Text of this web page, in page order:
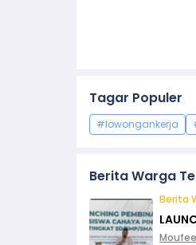
Tagar Populer
#lowongankerja
Berita Warga
Berita